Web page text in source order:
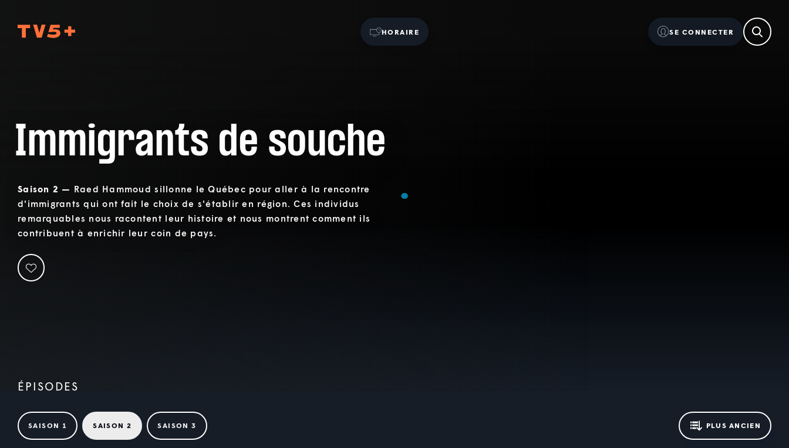
HORAIRE SE CONNECTER
Immigrants de souche
Saison 2 — Raed Hammoud sillonne le Québec pour aller à la rencontre
d'immigrants qui ont fait le choix de s'établir en région. Ces individus
remarquables nous racontent leur histoire et nous montrent comment ils
contribuent à enrichir leur coin de pays.
ÉPISODES
SAISON 1 SAISON 2 SAISON 3 PLUS ANCIEN